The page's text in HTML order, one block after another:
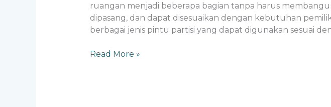
ruangan menjadi beberapa bagian tanpa harus
dipasang, dan dapat disesuaikan dengan kebutuhan
berbagai jenis pintu partisi yang dapat digunakan sesuai
Read More »